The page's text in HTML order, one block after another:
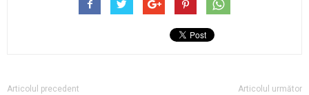
Articolul precedent Articolul următor